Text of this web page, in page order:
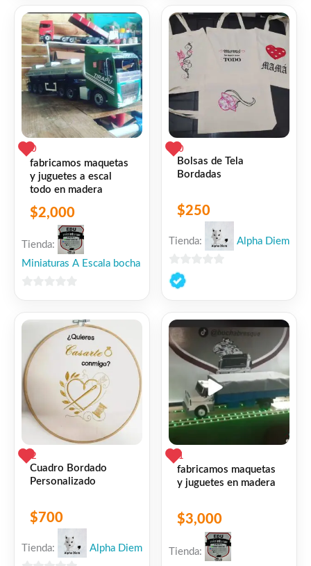
5
5
0
fabricamos maquetas
y juguetes a escal
todo en madera
$2,000
Tienda:
Miniaturas A Escala bocha
5
0
Bolsas de Tela
Bordadas
$250
Tienda: Alpha Diem
0
de
2
Cuadro Bordado
Personalizado
$700
Tienda: Alpha Diem
1
fabricamos maquetas
y juguetes en madera
$3,000
Tienda: